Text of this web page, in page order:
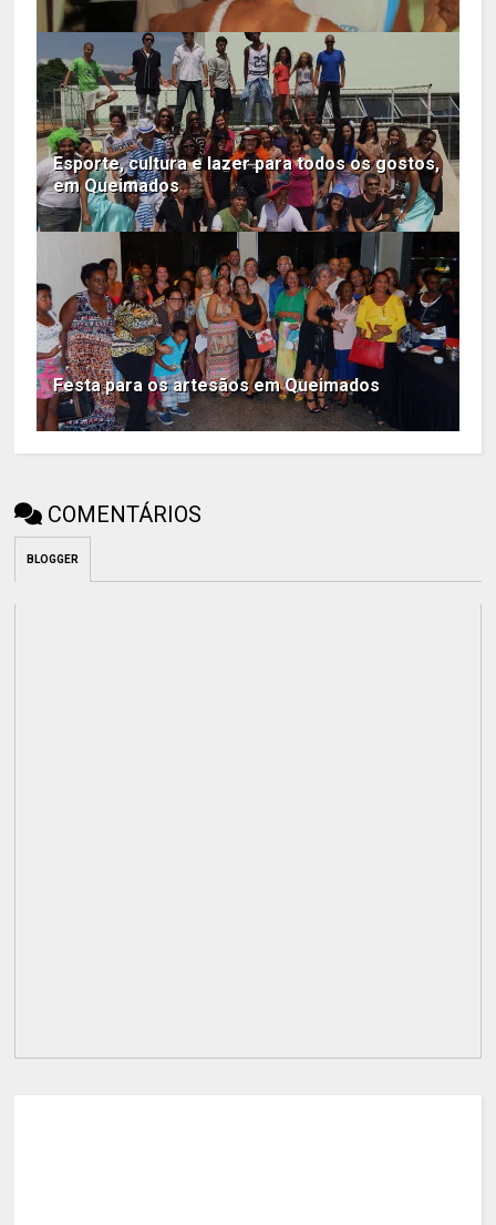
Esporte, cultura e lazer para todos os gostos,
em Queimados
Festa para os artesãos em Queimados
COMENTÁRIOS
BLOGGER